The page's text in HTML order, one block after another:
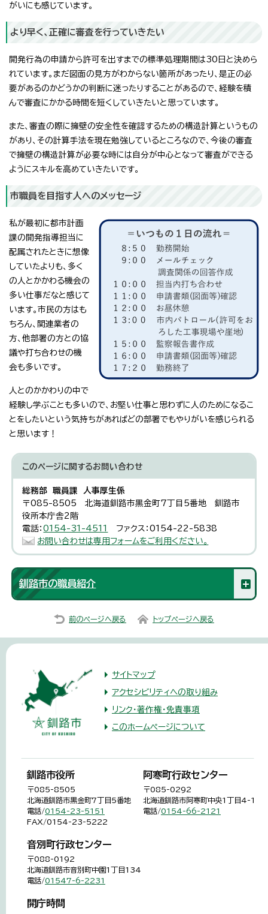
がいにも感じています。
より早く、正確に審査を行っていきたい
開発行為の申請から許可を出すまでの標準処理期間は30日と決めら
れています。まだ図面の見方がわからない箇所があったり、是正の必
要があるのかどうかの判断に迷ったりすることがあるので、経験を積
んで審査にかかる時間を短くしていきたいと思っています。
また、審査の際に擁壁の安全性を確認するための構造計算というもの
があり、その計算手法を現在勉強しているところなので、今後の審査
で擁壁の構造計算が必要な時には自分が中心となって審査ができる
ようにスキルを高めていきたいです。
市職員を目指す人へのメッセージ
私が最初に都市計画
課の開発指導担当に
配属されたときに想像
していたよりも、多く
の人とかかわる機会の
多い仕事だなと感じて
います。市民の方はも
ちろん、関連業者の
方、他部署の方との協
議や打ち合わせの機
会も多いです。
人とのかかわりの中で
経験し学ぶことも多いので、お堅い仕事と思わずに人のためになるこ
とをしたいという気持ちがあればどの部署でもやりがいを感じられる
と思います！
このページに関するお問い合わせ
総務部 職員課 人事厚生係
〒085-8505 北海道釧路市黒金町7丁目5番地 釧路市
役所本庁舎2階
電話：0154-31-4511
ファクス：0154-22-5838
お問い合わせは専用フォームをご利用ください。
釧路市の職員紹介
前のページへ戻る トップページへ戻る
サイトマップ
アクセシビリティへの取り組み
リンク・著作権・免責事項
このホームページについて
釧路市役所
〒085-8505
北海道釧路市黒金町7丁目5番地
電話/0154-23-5151
FAX/0154-23-5222
阿寒町行政センター
〒085-0292
北海道釧路市阿寒町中央1丁目4-1
電話/0154-66-2121
音別町行政センター
〒088-0192
北海道釧路市音別町中園1丁目134
電話/01547-6-2231
開庁時間